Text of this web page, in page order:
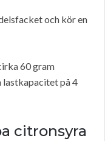
och kör en
60 gram
lastkapacitet på 4
citronsyra